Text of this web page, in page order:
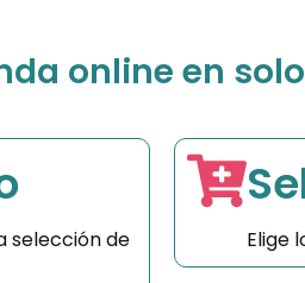
online en
selección de
Elige